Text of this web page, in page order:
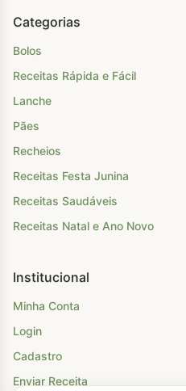
Categorias
Bolos
Receitas Rápida e Fácil
Lanche
Pães
Recheios
Receitas Festa Junina
Receitas Saudáveis
Receitas Natal e Ano Novo
Institucional
Minha Conta
Login
Cadastro
Enviar Receita